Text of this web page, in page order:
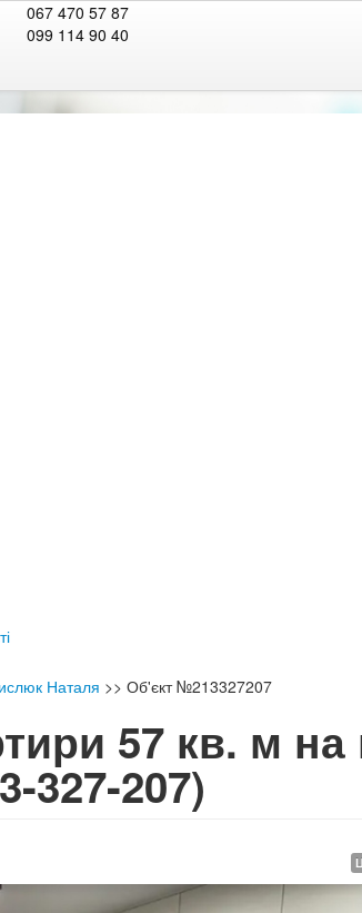
067 470 57 87
099 114 90 40
Наталя >> Об'єкт №213327207
57 кв. м на
327-207)